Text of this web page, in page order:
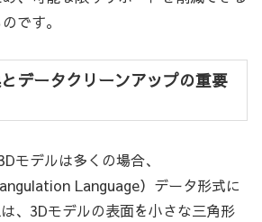
です。
データクリーンアップの重要
モデルは多くの場合、
Language）データ形式に
、3Dモデルの表面を小さな三角形